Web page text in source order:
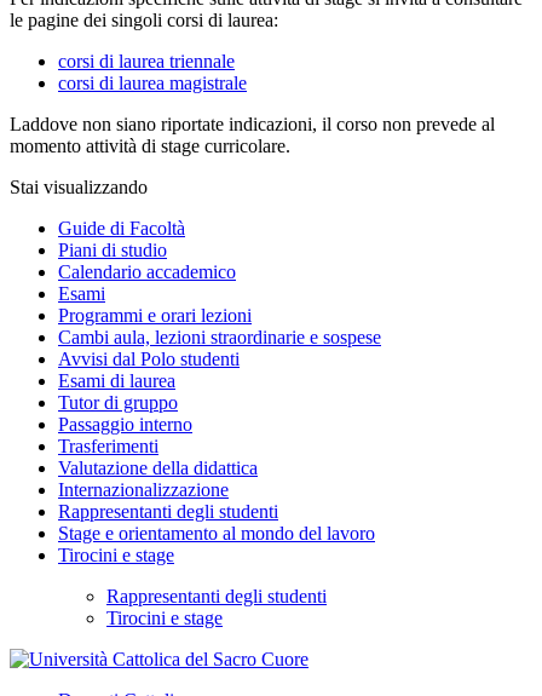
le pagine dei singoli corsi di laurea:
corsi di laurea triennale
corsi di laurea magistrale
Laddove non siano riportate indicazioni, il corso non prevede al
momento attività di stage curricolare.
Stai visualizzando
Guide di Facoltà
Piani di studio
Calendario accademico
Esami
Programmi e orari lezioni
Cambi aula, lezioni straordinarie e sospese
Avvisi dal Polo studenti
Esami di laurea
Tutor di gruppo
Passaggio interno
Trasferimenti
Valutazione della didattica
Internazionalizzazione
Rappresentanti degli studenti
Stage e orientamento al mondo del lavoro
Tirocini e stage
Rappresentanti degli studenti
Tirocini e stage